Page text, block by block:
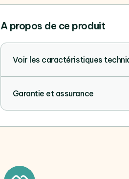
A propos de ce produit
Voir les caractéristiques
Garantie et assurance